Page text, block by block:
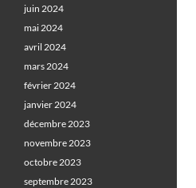
juin 2024
mai 2024
avril 2024
mars 2024
février 2024
janvier 2024
décembre 2023
novembre 2023
octobre 2023
septembre 2023